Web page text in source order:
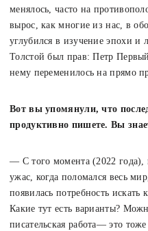
менялось, часто на
вырос, как многие из нас, в
углубился в изучение эпохи и
Толстой был прав: Петр
нему переменилось на прямо
Вот вы упомянули, что
продуктивно пишете. Вы
— С того момента (2022 года),
ужас, когда поломался весь
появилась потребность искать
Какие тут есть варианты?
писательская работа— это